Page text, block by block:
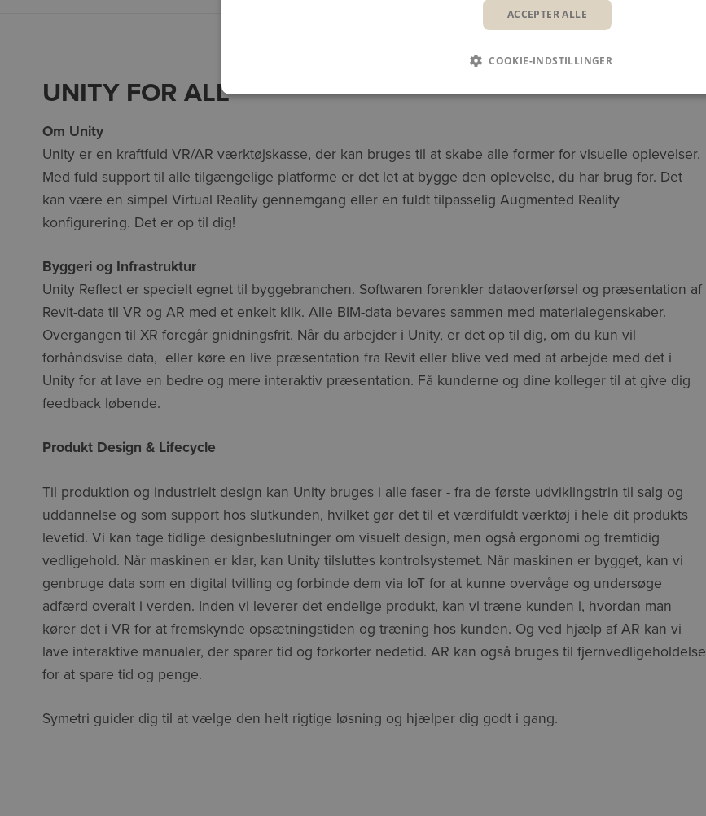
UNITY FOR ALL
Om Unity
Unity er en kraftfuld VR/AR værktøjskasse, der kan bruges til at skabe alle former for visuelle oplevelser.
Med fuld support til alle tilgængelige platforme er det let at bygge den oplevelse, du har brug for. Det
kan være en simpel Virtual Reality gennemgang eller en fuldt tilpasselig Augmented Reality
konfigurering. Det er op til dig!
Byggeri og Infrastruktur
Unity Reflect er specielt egnet til byggebranchen. Softwaren forenkler dataoverførsel og præsentation af
Revit-data til VR og AR med et enkelt klik. Alle BIM-data bevares sammen med materialegenskaber.
Overgangen til XR foregår gnidningsfrit. Når du arbejder i Unity, er det op til dig, om du kun vil
forhåndsvise data, eller køre en live præsentation fra Revit eller blive ved med at arbejde med det i
Unity for at lave en bedre og mere interaktiv præsentation. Få kunderne og dine kolleger til at give dig
feedback løbende.
Produkt Design & Lifecycle
Til produktion og industrielt design kan Unity bruges i alle faser - fra de første udviklingstrin til salg og
uddannelse og som support hos slutkunden, hvilket gør det til et værdifuldt værktøj i hele dit produkts
levetid. Vi kan tage tidlige designbeslutninger om visuelt design, men også ergonomi og fremtidig
vedligehold. Når maskinen er klar, kan Unity tilsluttes kontrolsystemet. Når maskinen er bygget, kan vi
genbruge data som en digital tvilling og forbinde dem via IoT for at kunne overvåge og undersøge
adfærd overalt i verden. Inden vi leverer det endelige produkt, kan vi træne kunden i, hvordan man
kører det i VR for at fremskynde opsætningstiden og træning hos kunden. Og ved hjælp af AR kan vi
lave interaktive manualer, der sparer tid og forkorter nedetid. AR kan også bruges til fjernvedligeholdelse
for at spare tid og penge.
Symetri guider dig til at vælge den helt rigtige løsning og hjælper dig godt i gang.
ACCEPTER ALLE
COOKIE-INDSTILLINGER